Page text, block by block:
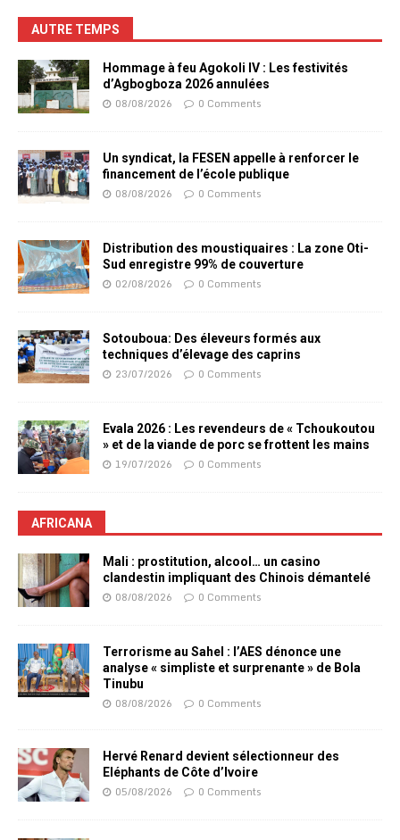
AUTRE TEMPS
Hommage à feu Agokoli IV : Les festivités
d’Agbogboza 2026 annulées
08/08/2026 0 Comments
Un syndicat, la FESEN appelle à renforcer le
financement de l’école publique
08/08/2026 0 Comments
Distribution des moustiquaires : La zone Oti-
Sud enregistre 99% de couverture
02/08/2026 0 Comments
Sotouboua: Des éleveurs formés aux
techniques d’élevage des caprins
23/07/2026 0 Comments
Evala 2026 : Les revendeurs de « Tchoukoutou
» et de la viande de porc se frottent les mains
19/07/2026 0 Comments
AFRICANA
Mali : prostitution, alcool… un casino
clandestin impliquant des Chinois démantelé
08/08/2026 0 Comments
Terrorisme au Sahel : l’AES dénonce une
analyse « simpliste et surprenante » de Bola
Tinubu
08/08/2026 0 Comments
Hervé Renard devient sélectionneur des
Eléphants de Côte d’Ivoire
05/08/2026 0 Comments